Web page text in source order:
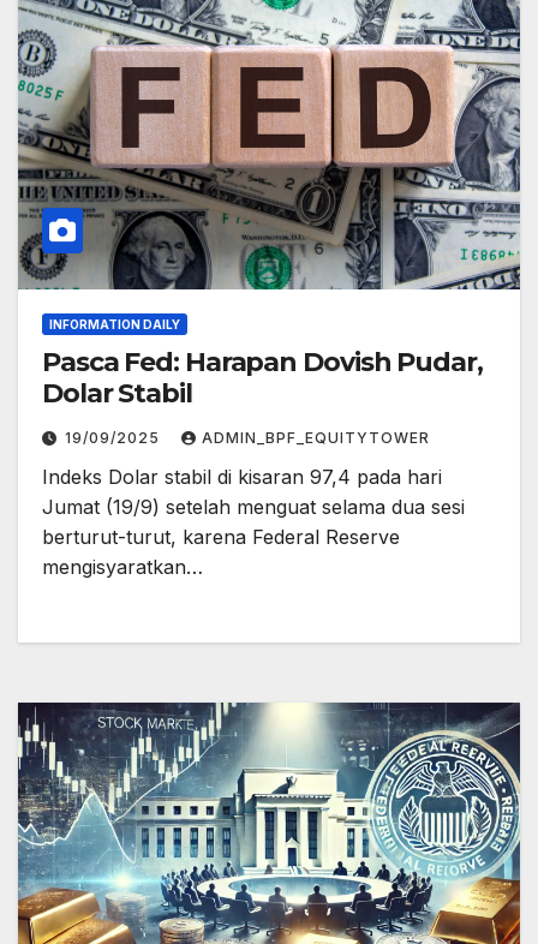
INFORMATION DAILY
Pasca Fed: Harapan Dovish Pudar,
Dolar Stabil
19/09/2025 ADMIN_BPF_EQUITYTOWER
Indeks Dolar stabil di kisaran 97,4 pada hari
Jumat (19/9) setelah menguat selama dua sesi
berturut-turut, karena Federal Reserve
mengisyaratkan…